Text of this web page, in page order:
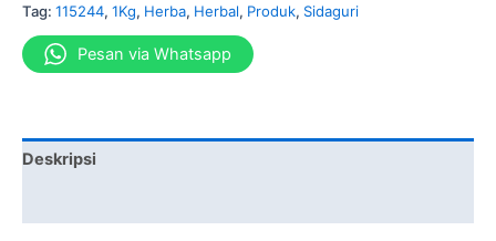
Tag: 115244, 1Kg, Herba, Herbal, Produk, Sidaguri
Pesan via Whatsapp
Deskripsi